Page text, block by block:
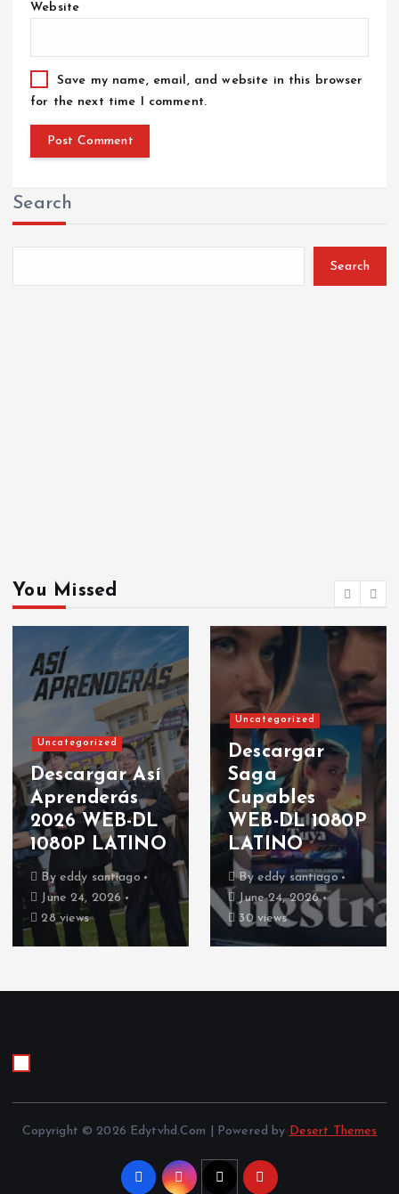
Website
Save my name, email, and website in this browser
for the next time I comment.
Search
Search
You Missed
Uncategorized
Descargar Así
Aprenderás
2026 WEB-DL
1080P LATINO
By eddy santiago
June 24, 2026
28 views
Uncategorized
Descargar
Saga
Cupables
WEB-DL 1080P
LATINO
By eddy santiago
June 24, 2026
30 views
Copyright © 2026 Edytvhd.Com | Powered by Desert Themes